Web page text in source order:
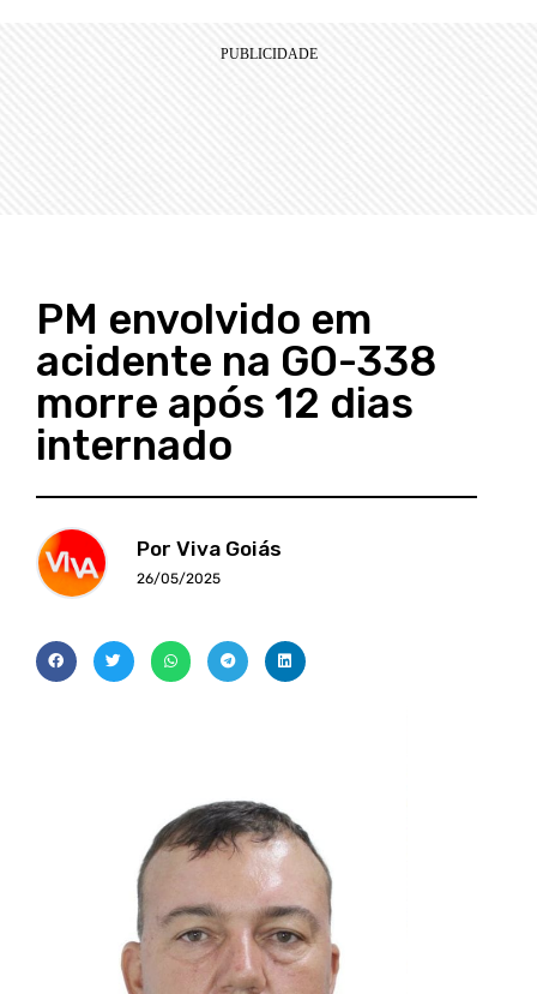
PM envolvido em
acidente na GO-338
morre após 12 dias
internado
Por Viva Goiás
26/05/2025